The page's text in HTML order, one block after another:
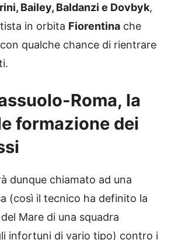
Bailey, Baldanzi e Dovbyk,
in orbita Fiorentina che
con qualche chance di rientrare
Roma, la
formazione dei
dunque chiamato ad una
(così il tecnico ha definito la
Mare di una squadra
infortuni di vario tipo) contro i